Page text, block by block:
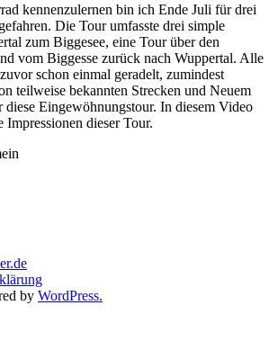
kennenzulernen bin ich Ende Juli für drei
Die Tour umfasste drei simple
zum Biggesee, eine Tour über den
vom Biggesse zurück nach Wuppertal. Alle
schon einmal geradelt, zumindest
teilweise bekannten Strecken und Neuem
diese Eingewöhnungstour. In diesem Video
dieser Tour.
by WordPress.